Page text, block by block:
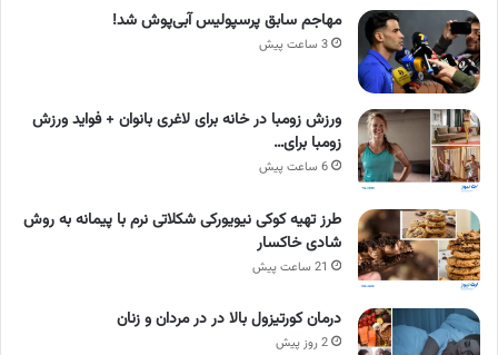
مهاجم سابق پرسپولیس آبی‌پوش شد!
3 ساعت پیش
ورزش زومبا در خانه برای لاغری بانوان + فواید ورزش
زومبا برای…
6 ساعت پیش
طرز تهیه کوکی نیویورکی شکلاتی نرم با پیمانه به روش
شادی خاکسار
21 ساعت پیش
درمان کورتیزول بالا در در مردان و زنان
2 روز پیش